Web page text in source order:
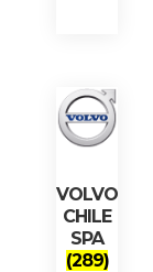
VOLVO
CHILE
SPA
(289)